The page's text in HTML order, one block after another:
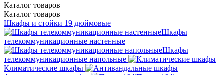
Каталог товаров
Каталог товаров
Шкафы и стойки 19 дюймовые
Шкафы
телекоммуникационные настенные
Шкафы
телекоммуникационные напольные
Климатические шкафы